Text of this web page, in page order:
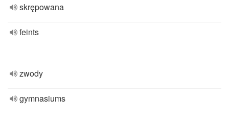
skrępowana
feints
zwody
gymnasiums